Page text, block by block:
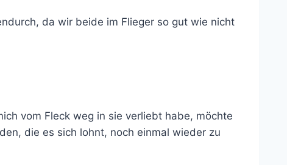
da wir beide im Flieger so gut wie nicht
vom Fleck weg in sie verliebt habe, möchte
die es sich lohnt, noch einmal wieder zu